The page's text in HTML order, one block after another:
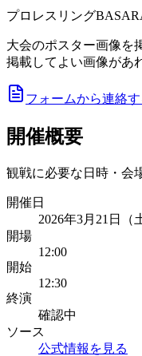
プロレスリング
大会のポスター画像を
掲載してよい画像があ
フォームから連絡す
開催概要
観戦に必要な日時・会
開催日
2026年3月21日（
開場
12:00
開始
12:30
終演
確認中
ソース
公式情報を見る